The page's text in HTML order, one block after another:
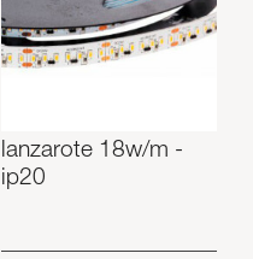
lanzarote 18w/m -
ip20